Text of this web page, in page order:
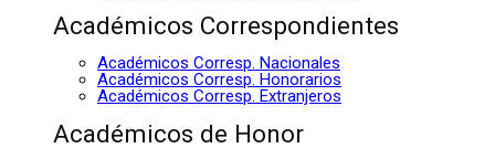
Académicos Correspondientes
Académicos Corresp. Nacionales
Académicos Corresp. Honorarios
Académicos Corresp. Extranjeros
Académicos de Honor